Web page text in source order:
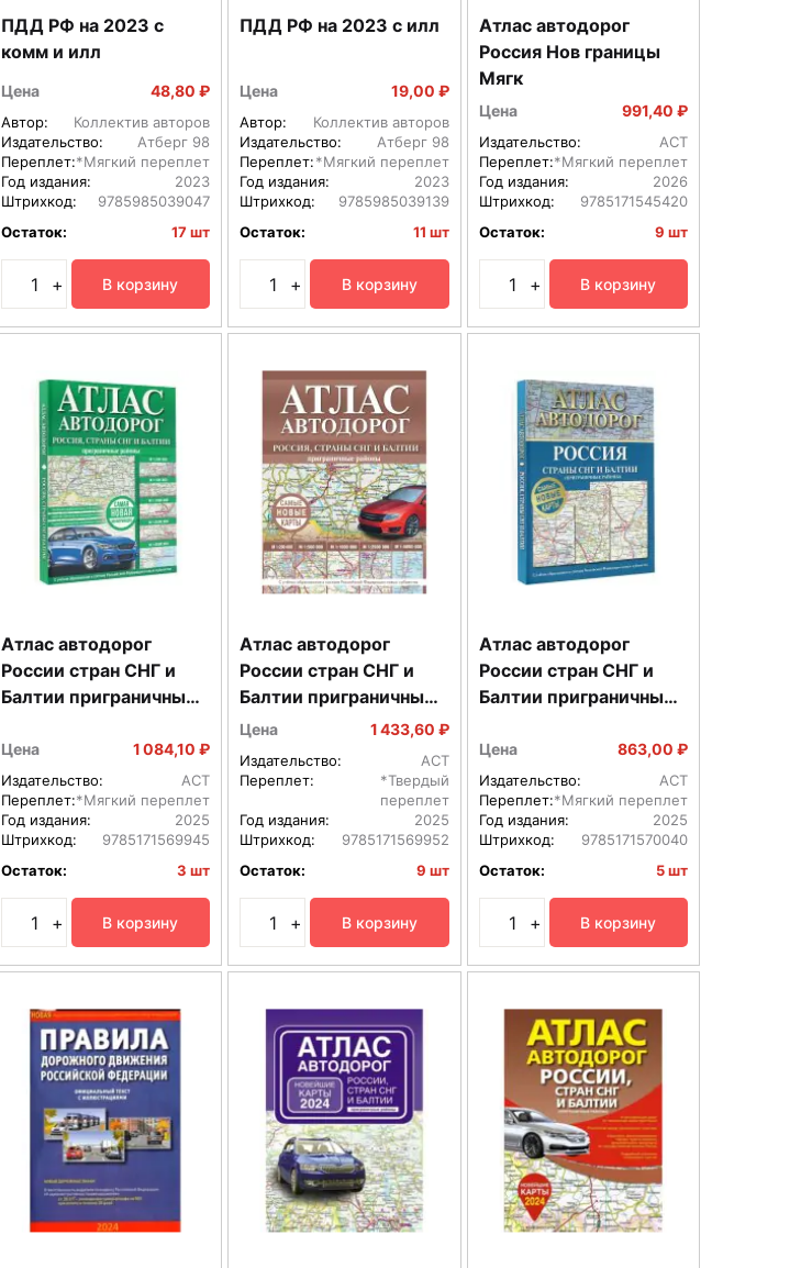
ПДД РФ на 2023 с
комм и илл
Цена 48,80 ₽
Автор:
Коллектив авторов
Издательство:
Атберг 98
Переплет:*Мягкий переплет
Год издания:
2023
Штрихкод:
9785985039047
Остаток:
17 шт
+ В корзину
ПДД РФ на 2023 с илл
Цена 19,00 ₽
Автор:
Коллектив авторов
Издательство:
Атберг 98
Переплет:*Мягкий переплет
Год издания:
2023
Штрихкод:
9785985039139
Остаток:
11 шт
+ В корзину
Атлас автодорог
Россия Нов границы
Мягк
Цена 991,40 ₽
Издательство:
АСТ
Переплет:*Мягкий переплет
Год издания:
2026
Штрихкод:
9785171545420
Остаток:
9 шт
+ В корзину
Атлас автодорог
России стран СНГ и
Балтии приграничные
Цена 1 084,10 ₽
Издательство:
АСТ
Переплет:*Мягкий переплет
Год издания:
2025
Штрихкод:
9785171569945
Остаток:
3 шт
+ В корзину
Атлас автодорог
России стран СНГ и
Балтии приграничные
районы в новых
Цена 1 433,60 ₽
Издательство:
АСТ
Переплет:
*Твердый
переплет
Год издания:
2025
Штрихкод:
9785171569952
Остаток:
9 шт
+ В корзину
Атлас автодорог
России стран СНГ и
Балтии приграничные
границах Мяг
Цена 863,00 ₽
Издательство:
АСТ
Переплет:*Мягкий переплет
Год издания:
2025
Штрихкод:
9785171570040
Остаток:
5 шт
+ В корзину